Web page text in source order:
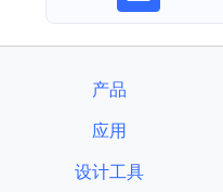
产品
应用
设计工具